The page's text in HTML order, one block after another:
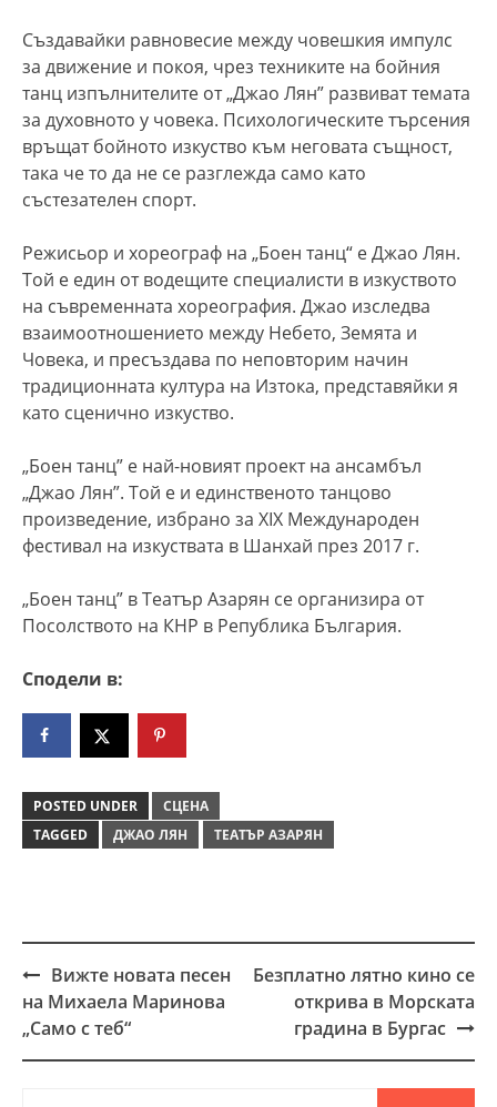
Създавайки равновесие между човешкия импулс
за движение и покоя, чрез техниките на бойния
танц изпълнителите от „Джао Лян” развиват темата
за духовното у човека. Психологическите търсения
връщат бойното изкуство към неговата същност,
така че то да не се разглежда само като
състезателен спорт.
Режисьор и хореограф на „Боен танц“ е Джао Лян.
Той е един от водещите специалисти в изкуството
на съвременната хореография. Джао изследва
взаимоотношението между Небето, Земята и
Човека, и пресъздава по неповторим начин
традиционната култура на Изтока, представяйки я
като сценично изкуство.
„Боен танц” е най-новият проект на ансамбъл
„Джао Лян”. Той е и единственото танцово
произведение, избрано за ХІХ Международен
фестивал на изкуствата в Шанхай през 2017 г.
„Боен танц” в Театър Азарян се организира от
Посолството на КНР в Република България.
Сподели в:
POSTED UNDER
СЦЕНА
TAGGED
ДЖАО ЛЯН ТЕАТЪР АЗАРЯН
Post
navigation
Вижте новата песен
на Михаела Маринова
„Само с теб“
Безплатно лятно кино се
открива в Морската
градина в Бургас